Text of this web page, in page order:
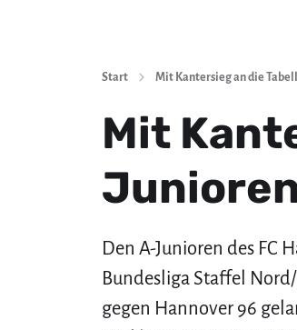
Start Mit Kantersieg an die
Mit
Den A-Junioren des FC
Bundesliga Staffel
gegen Hannover 96